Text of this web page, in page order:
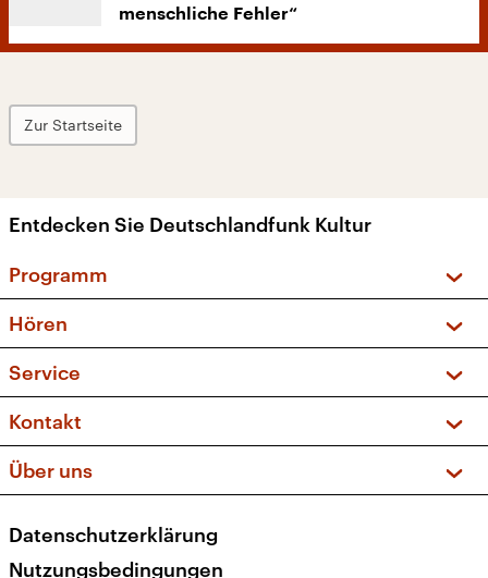
menschliche Fehler“
Zur Startseite
Entdecken Sie Deutschlandfunk Kultur
Programm
Sendungen und Podcasts
Musikliste
Kakadu – Das Kinderprogramm
Hören
Frequenzen (UKW + DAB+)
Service
FAQ
Apps
Newsletter
Veranstaltungen
Kontakt
Social Media
Über uns
Presse
Datenschutzerklärung
Nutzungsbedingungen